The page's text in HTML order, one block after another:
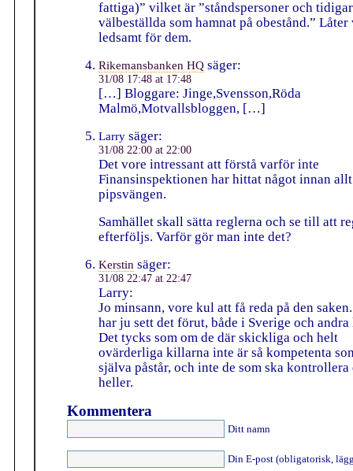
fattiga)” vilket är ”ståndspersoner och
välbeställda som hamnat på obestånd.”
ledsamt för dem.
Rikemansbanken HQ säger:
31/08 17:48 at 17:48
[…] Bloggare: Jinge,Svensson,Röda
Malmö,Motvallsbloggen, […]
Larry säger:
31/08 22:00 at 22:00
Det vore intressant att förstå varför inte
Finansinspektionen har hittat något innan
pipsvängen.
Samhället skall sätta reglerna och se till att
efterföljs. Varför gör man inte det?
Kerstin säger:
31/08 22:47 at 22:47
Larry:
Jo minsann, vore kul att få reda på den
har ju sett det förut, både i Sverige och andra
Det tycks som om de där skickliga och helt
ovärderliga killarna inte är så kompetenta
själva påstår, och inte de som ska kontrollera
heller.
Kommentera
Ditt namn
Din E-post (obligatorisk,